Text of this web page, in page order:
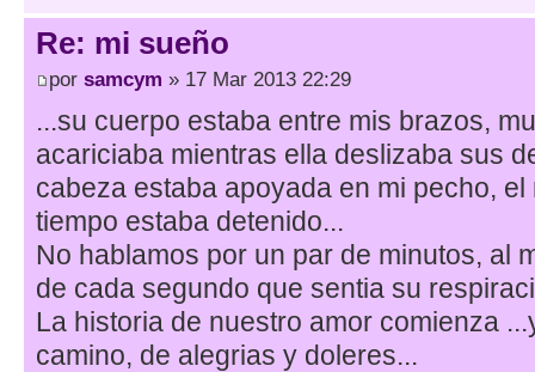
Re: mi sueño
por samcym » 17 Mar 2013 22:29
...su cuerpo estaba entre mis brazos,
acariciaba mientras ella deslizaba sus
cabeza estaba apoyada en mi pecho,
tiempo estaba detenido...
No hablamos por un par de minutos, al
de cada segundo que sentia su
La historia de nuestro amor comienza
camino, de alegrias y doleres...